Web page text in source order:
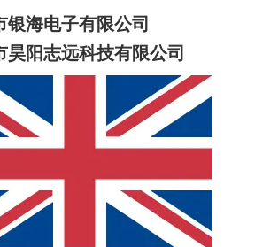
银海电子有限公司
昊阳志远科技有限公司